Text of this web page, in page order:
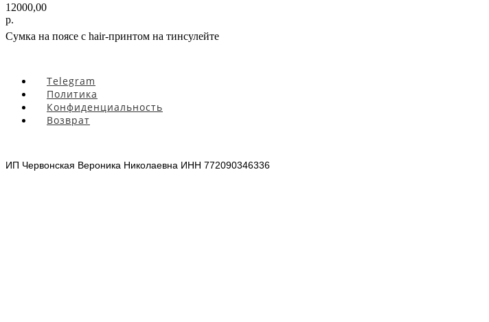
12000,00
р.
Сумка на поясе с hair-принтом на тинсулейте
Telegram
Политика
Конфиденциальность
Возврат
ИП Червонская Вероника Николаевна ИНН 772090346336